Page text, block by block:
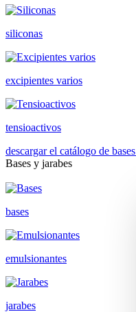
siliconas
excipientes varios
tensioactivos
descargar el catálogo de bases
Bases y jarabes
bases
emulsionantes
jarabes